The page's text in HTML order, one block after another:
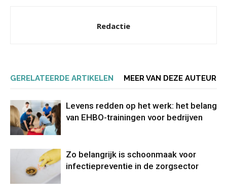
Redactie
GERELATEERDE ARTIKELEN MEER VAN DEZE AUTEUR
Levens redden op het werk: het belang
van EHBO-trainingen voor bedrijven
Zo belangrijk is schoonmaak voor
infectiepreventie in de zorgsector